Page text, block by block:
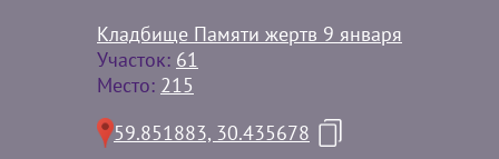
Кладбище Памяти жертв 9 января
Участок: 61
Место: 215
59.851883, 30.435678